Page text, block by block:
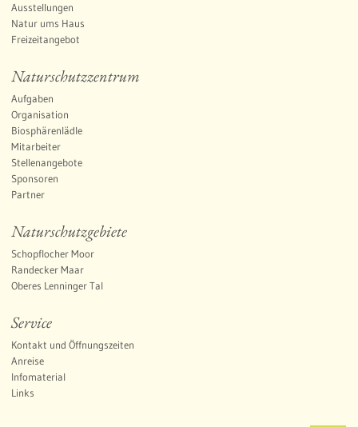
Ausstellungen
Natur ums Haus
Freizeitangebot
Naturschutzzentrum
Aufgaben
Organisation
Biosphärenlädle
Mitarbeiter
Stellenangebote
Sponsoren
Partner
Naturschutzgebiete
Schopflocher Moor
Randecker Maar
Oberes Lenninger Tal
Service
Kontakt und Öffnungszeiten
Anreise
Infomaterial
Links